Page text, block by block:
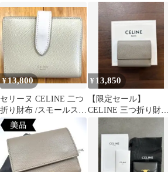
16 セーズ 黒 美品 財
布
ールストラップウォレ
ット ミニ財布
¥13,800
セリーヌ CELINE 二つ
折り財布 /スモールスト
ラップコンパクトウォ
レット
¥ 13,850
【限定セール】
CELINE 三つ折り財布/
ォレット/グレー